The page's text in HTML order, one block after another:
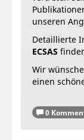
unseren
Detaillierte
ECSAS
Wir
einen
0